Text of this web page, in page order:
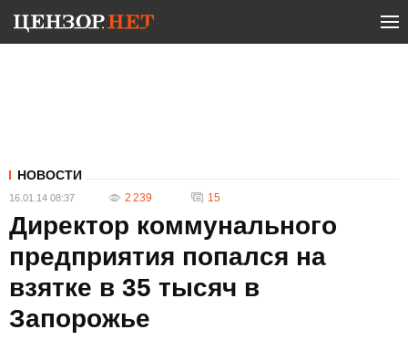
НОВОСТИ
16.01.14 08:37 2 239 15
Директор коммунального
предприятия попался на
взятке в 35 тысяч в
Запорожье